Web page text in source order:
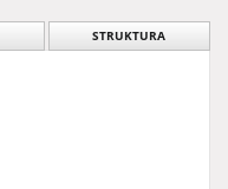
STRUKTURA